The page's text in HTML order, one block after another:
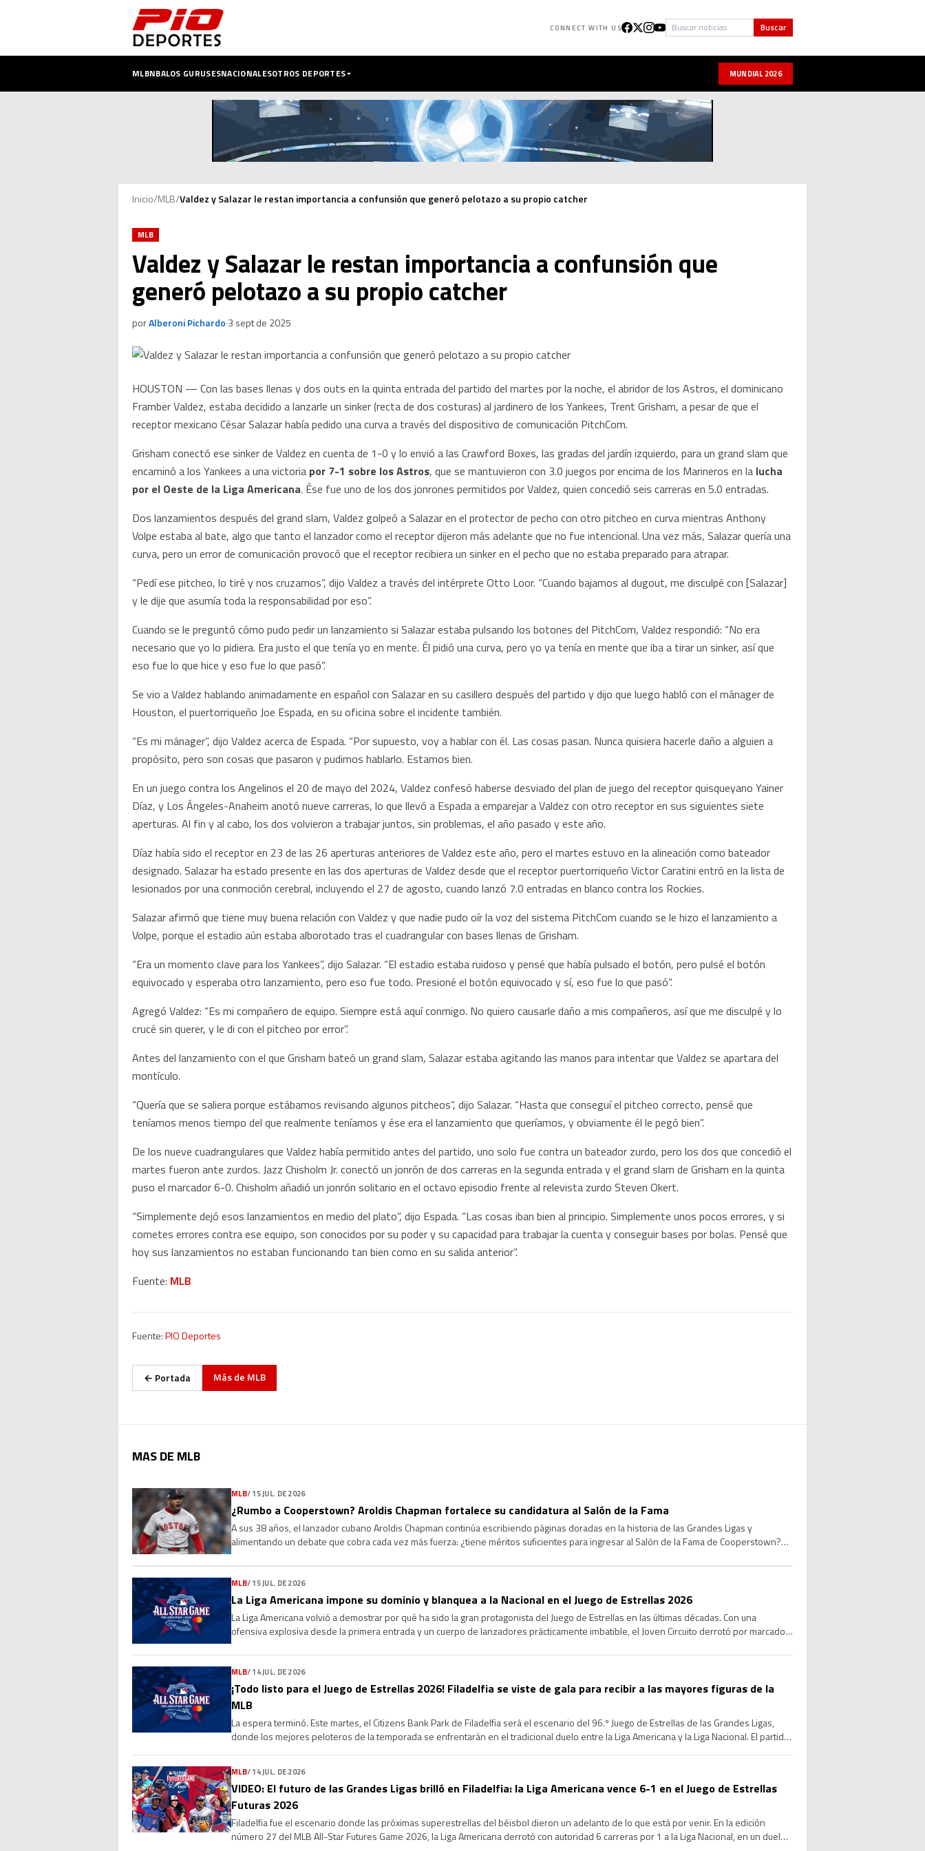
CONNECT WITH US Buscar Buscar
MLBNBALOS GURUSESNACIONALESOTROS DEPORTES MUNDIAL 2026
Inicio/MLB/Valdez y Salazar le restan importancia a confunsión que generó pelotazo a su propio catcher
MLB
Valdez y Salazar le restan importancia a confunsión que
generó pelotazo a su propio catcher
porAlberoni Pichardo·3 sept de 2025
HOUSTON — Con las bases llenas y dos outs en la quinta entrada del partido del martes por la noche, el abridor de los Astros, el dominicano
Framber Valdez, estaba decidido a lanzarle un sinker (recta de dos costuras) al jardinero de los Yankees, Trent Grisham, a pesar de que el
receptor mexicano César Salazar había pedido una curva a través del dispositivo de comunicación PitchCom.
Grisham conectó ese sinker de Valdez en cuenta de 1-0 y lo envió a las Crawford Boxes, las gradas del jardín izquierdo, para un grand slam que
encaminó a los Yankees a una victoria por 7-1 sobre los Astros, que se mantuvieron con 3.0 juegos por encima de los Marineros en la lucha
por el Oeste de la Liga Americana. Ése fue uno de los dos jonrones permitidos por Valdez, quien concedió seis carreras en 5.0 entradas.
Dos lanzamientos después del grand slam, Valdez golpeó a Salazar en el protector de pecho con otro pitcheo en curva mientras Anthony
Volpe estaba al bate, algo que tanto el lanzador como el receptor dijeron más adelante que no fue intencional. Una vez más, Salazar quería una
curva, pero un error de comunicación provocó que el receptor recibiera un sinker en el pecho que no estaba preparado para atrapar.
“Pedí ese pitcheo, lo tiré y nos cruzamos”, dijo Valdez a través del intérprete Otto Loor. “Cuando bajamos al dugout, me disculpé con [Salazar]
y le dije que asumía toda la responsabilidad por eso”.
Cuando se le preguntó cómo pudo pedir un lanzamiento si Salazar estaba pulsando los botones del PitchCom, Valdez respondió: “No era
necesario que yo lo pidiera. Era justo el que tenía yo en mente. Él pidió una curva, pero yo ya tenía en mente que iba a tirar un sinker, así que
eso fue lo que hice y eso fue lo que pasó”.
Se vio a Valdez hablando animadamente en español con Salazar en su casillero después del partido y dijo que luego habló con el mánager de
Houston, el puertorriqueño Joe Espada, en su oficina sobre el incidente también.
“Es mi mánager”, dijo Valdez acerca de Espada. “Por supuesto, voy a hablar con él. Las cosas pasan. Nunca quisiera hacerle daño a alguien a
propósito, pero son cosas que pasaron y pudimos hablarlo. Estamos bien.
En un juego contra los Angelinos el 20 de mayo del 2024, Valdez confesó haberse desviado del plan de juego del receptor quisqueyano Yainer
Díaz, y Los Ángeles-Anaheim anotó nueve carreras, lo que llevó a Espada a emparejar a Valdez con otro receptor en sus siguientes siete
aperturas. Al fin y al cabo, los dos volvieron a trabajar juntos, sin problemas, el año pasado y este año.
Díaz había sido el receptor en 23 de las 26 aperturas anteriores de Valdez este año, pero el martes estuvo en la alineación como bateador
designado. Salazar ha estado presente en las dos aperturas de Valdez desde que el receptor puertorriqueño Victor Caratini entró en la lista de
lesionados por una conmoción cerebral, incluyendo el 27 de agosto, cuando lanzó 7.0 entradas en blanco contra los Rockies.
Salazar afirmó que tiene muy buena relación con Valdez y que nadie pudo oír la voz del sistema PitchCom cuando se le hizo el lanzamiento a
Volpe, porque el estadio aún estaba alborotado tras el cuadrangular con bases llenas de Grisham.
“Era un momento clave para los Yankees”, dijo Salazar. “El estadio estaba ruidoso y pensé que había pulsado el botón, pero pulsé el botón
equivocado y esperaba otro lanzamiento, pero eso fue todo. Presioné el botón equivocado y sí, eso fue lo que pasó”.
Agregó Valdez: “Es mi compañero de equipo. Siempre está aquí conmigo. No quiero causarle daño a mis compañeros, así que me disculpé y lo
crucé sin querer, y le di con el pitcheo por error”.
Antes del lanzamiento con el que Grisham bateó un grand slam, Salazar estaba agitando las manos para intentar que Valdez se apartara del
montículo.
“Quería que se saliera porque estábamos revisando algunos pitcheos”, dijo Salazar. “Hasta que conseguí el pitcheo correcto, pensé que
teníamos menos tiempo del que realmente teníamos y ése era el lanzamiento que queríamos, y obviamente él le pegó bien”.
De los nueve cuadrangulares que Valdez había permitido antes del partido, uno solo fue contra un bateador zurdo, pero los dos que concedió el
martes fueron ante zurdos. Jazz Chisholm Jr. conectó un jonrón de dos carreras en la segunda entrada y el grand slam de Grisham en la quinta
puso el marcador 6-0. Chisholm añadió un jonrón solitario en el octavo episodio frente al relevista zurdo Steven Okert.
“Simplemente dejó esos lanzamientos en medio del plato”, dijo Espada. “Las cosas iban bien al principio. Simplemente unos pocos errores, y si
cometes errores contra ese equipo, son conocidos por su poder y su capacidad para trabajar la cuenta y conseguir bases por bolas. Pensé que
hoy sus lanzamientos no estaban funcionando tan bien como en su salida anterior”.
Fuente: MLB
Fuente:PIO Deportes
← Portada Más de MLB
MAS DE MLB
MLB/15 JUL. DE 2026
¿Rumbo a Cooperstown? Aroldis Chapman fortalece su candidatura al Salón de la Fama
A sus 38 años, el lanzador cubano Aroldis Chapman continúa escribiendo páginas doradas en la historia de las Grandes Ligas y
alimentando un debate que cobra cada vez más fuerza: ¿tiene méritos suficientes para ingresar al Salón de la Fama de Cooperstown?
MLB/15 JUL. DE 2026
La Liga Americana impone su dominio y blanquea a la Nacional en el Juego de Estrellas 2026
La Liga Americana volvió a demostrar por qué ha sido la gran protagonista del Juego de Estrellas en las últimas décadas. Con una
ofensiva explosiva desde la primera entrada y un cuerpo de lanzadores prácticamente imbatible, el Joven Circuito derrotó por marcador
MLB/14 JUL. DE 2026
¡Todo listo para el Juego de Estrellas 2026! Filadelfia se viste de gala para recibir a las mayores figuras de la
MLB
La espera terminó. Este martes, el Citizens Bank Park de Filadelfia será el escenario del 96.º Juego de Estrellas de las Grandes Ligas,
donde los mejores peloteros de la temporada se enfrentarán en el tradicional duelo entre la Liga Americana y la Liga Nacional. El partido
MLB/14 JUL. DE 2026
VIDEO: El futuro de las Grandes Ligas brilló en Filadelfia: la Liga Americana vence 6-1 en el Juego de Estrellas
Futuras 2026
Filadelfia fue el escenario donde las próximas superestrellas del béisbol dieron un adelanto de lo que está por venir. En la edición
número 27 del MLB All-Star Futures Game 2026, la Liga Americana derrotó con autoridad 6 carreras por 1 a la Liga Nacional, en un duelo